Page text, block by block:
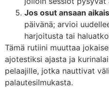
Jos osut ansaan
päivänä; arvioi
harjoitusta tai
Tämä rutiini muuttaa
ajotestiksi ajasta ja
pelaajille, jotka nauttivat
palautesilmukasta.